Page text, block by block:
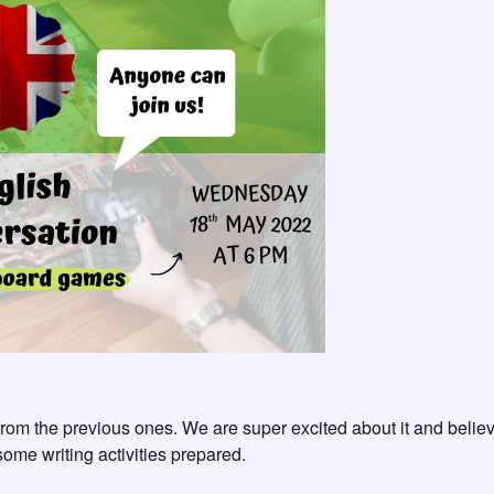
the previous ones. We are super excited about it and
writing activities prepared.